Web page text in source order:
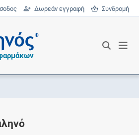
Δωρεάν εγγραφή Συνδρομή
®